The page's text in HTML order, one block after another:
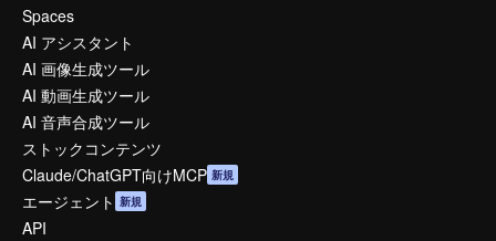
Spaces
AI アシスタント
AI 画像生成ツール
AI 動画生成ツール
AI 音声合成ツール
ストックコンテンツ
Claude/ChatGPT向けMCP 新規
エージェント 新規
API